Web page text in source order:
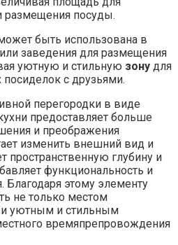
размещения посуды.
быть использована в
заведения для размещения
уютную и стильную зону для
с друзьями.
перегородки в виде
предоставляет больше
и преображения
изменить внешний вид и
пространственную глубину и
функциональность и
Благодаря этому элементу
не только местом
и уютным и стильным
времяпрепровождения